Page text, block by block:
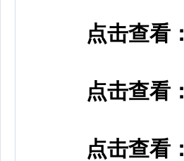
点击查看：
点击查看：
点击查看：